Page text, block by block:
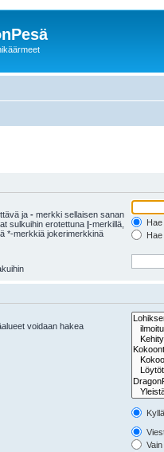
ja - merkki sellaisen sanan
sulkuihin erotettuna |-merkillä,
*-merkkiä jokerimerkkinä
voidaan hakea